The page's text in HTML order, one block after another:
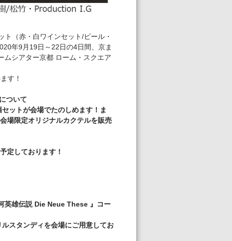
（赤・白ワインセット/ビール・
年9月19日～22日の4日間、京ま
ムシアター京都 ローム・スクエア
す！
ついて
ットが会場でたのしめます！ま
場限定オリジナルカクテルを販売
定しております！
英雄伝説 Die Neue These 』コー
スタンディを会場にご用意してお